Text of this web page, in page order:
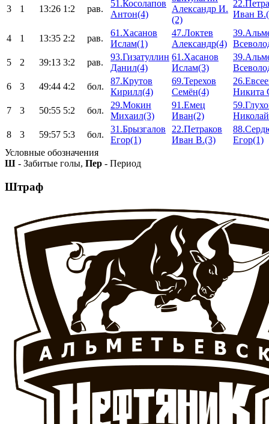
3 1 13:26 1:2 рав.
51.Косолапов
Антон(4)
Александр И.
(2)
Иван
4 1 13:35 2:2 рав.
61.Хасанов
Ислам(1)
47.Локтев
Александр(4)
5
2 39:13 3:2 рав.
93.Гизатуллин
Данил(4)
61.Хасанов
Ислам(3)
6
3 49:44 4:2 бол.
87.Крутов
Кирилл(4)
69.Терехов
Семён(4)
Никита
7
3 50:55 5:2 бол.
29.Мокин
Михаил(3)
91.Емец
Иван(2)
8
3 59:57 5:3 бол.
31.Брызгалов
Егор(1)
22.Петраков
Иван В.(3)
Егор(1)
Условные обозначения
Ш - Забитые голы, Пер - Период
Штраф